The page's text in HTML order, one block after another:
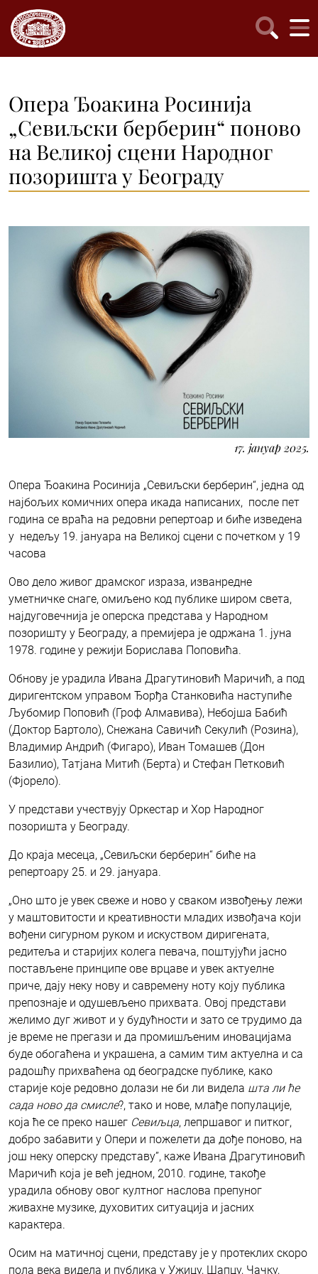
Опера Ђоакина Росинија
„Севиљски берберин“ поново
на Великој сцени Народног
позоришта у Београду
17. јануар 2025.
Опера Ђоакина Росинија „Севиљски берберин“, једна од
најбољих комичних опера икада написаних, после пет
година се враћа на редовни репертоар и биће изведена
у недељу 19. јануара на Великој сцени с почетком у 19
часова
Ово дело живог драмског израза, изванредне
уметничке снаге, омиљено код публике широм света,
најдуговечнија је оперска представа у Народном
позоришту у Београду, а премијера је одржана 1. јуна
1978. године у режији Борислава Поповића.
Обнову је урадила Ивана Драгутиновић Маричић, а под
диригентском управом Ђорђа Станковића наступиће
Љубомир Поповић (Гроф Алмавива), Небојша Бабић
(Доктор Бартоло), Снежана Савичић Секулић (Розина),
Владимир Андрић (Фигаро), Иван Томашев (Дон
Базилио), Татјана Митић (Берта) и Стефан Петковић
(Фјорело).
У представи учествују Оркестар и Хор Народног
позоришта у Београду.
До краја месеца, „Севиљски берберин“ биће на
репертоару 25. и 29. јануара.
„Оно што је увек свеже и ново у сваком извођењу лежи
у маштовитости и креативности младих извођача који
вођени сигурном руком и искуством диригената,
редитеља и старијих колега певача, поштујући јасно
постављене принципе ове врцаве и увек актуелне
приче, дају неку нову и савремену ноту коју публика
препознаје и одушевљено прихвата. Овој представи
желимо дуг живот и у будућности и зато се трудимо да
је време не прегази и да промишљеним иновацијама
буде обогаћена и украшена, а самим тим актуелна и са
радошћу прихваћена од београдске публике, како
старије које редовно долази не би ли видела шта ли ће
сада ново да смисле?, тако и нове, млађе популације,
која ће се преко нашег Севиљца, лепршавог и питког,
добро забавити у Опери и пожелети да дође поново, на
још неку оперску представу”, каже Ивана Драгутиновић
Маричић која је већ једном, 2010. године, такође
урадила обнову овог култног наслова препуног
живахне музике, духовитих ситуација и јасних
карактера.
Осим на матичној сцени, представу је у протеклих скоро
пола века видела и публика у Ужицу, Шапцу, Чачку,